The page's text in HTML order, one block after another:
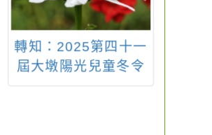
轉知：2025第四十一
屆大墩陽光兒童冬令